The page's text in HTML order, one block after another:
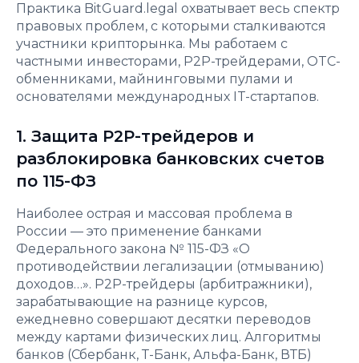
Практика BitGuard.legal охватывает весь спектр
правовых проблем, с которыми сталкиваются
участники крипторынка. Мы работаем с
частными инвесторами, P2P-трейдерами, OTC-
обменниками, майнинговыми пулами и
основателями международных IT-стартапов.
1. Защита P2P-трейдеров и
разблокировка банковских счетов
по 115-ФЗ
Наиболее острая и массовая проблема в
России — это применение банками
Федерального закона № 115-ФЗ «О
противодействии легализации (отмыванию)
доходов…». P2P-трейдеры (арбитражники),
зарабатывающие на разнице курсов,
ежедневно совершают десятки переводов
между картами физических лиц. Алгоритмы
банков (Сбербанк, Т-Банк, Альфа-Банк, ВТБ)